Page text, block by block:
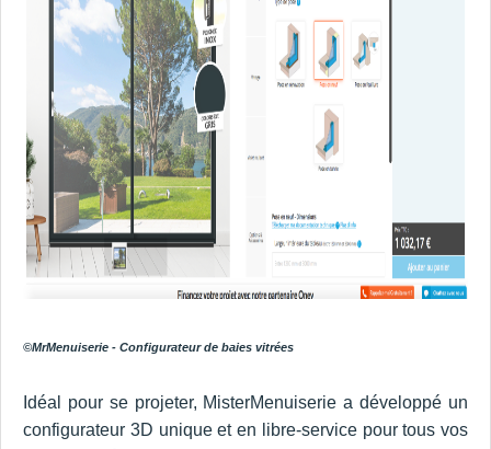
©MrMenuiserie - Configurateur de baies vitrées
Idéal pour se projeter, MisterMenuiserie a développé un
configurateur 3D unique et en libre-service pour tous vos